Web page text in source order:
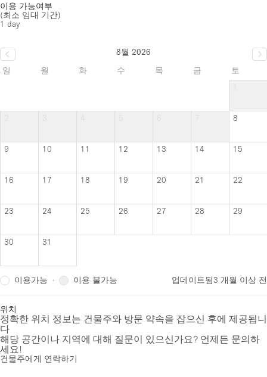
이용 가능여부
(최소 임대 기간)
1 day
8월 2026
일
월 화 수 목 금
토
8
9 10 11 12 13 14 15
16 17 18 19 20 21 22
23 24 25 26 27 28 29
30 31
이용가능 · 이용 불가능 업데이트됨3 개월 이상 전
위치
정확한 위치 정보는 건물주와 방문 약속을 잡으신 후에 제공됩니
다
해당 공간이나 지역에 대해 질문이 있으신가요? 언제든 문의하
세요!
건물주에게 연락하기